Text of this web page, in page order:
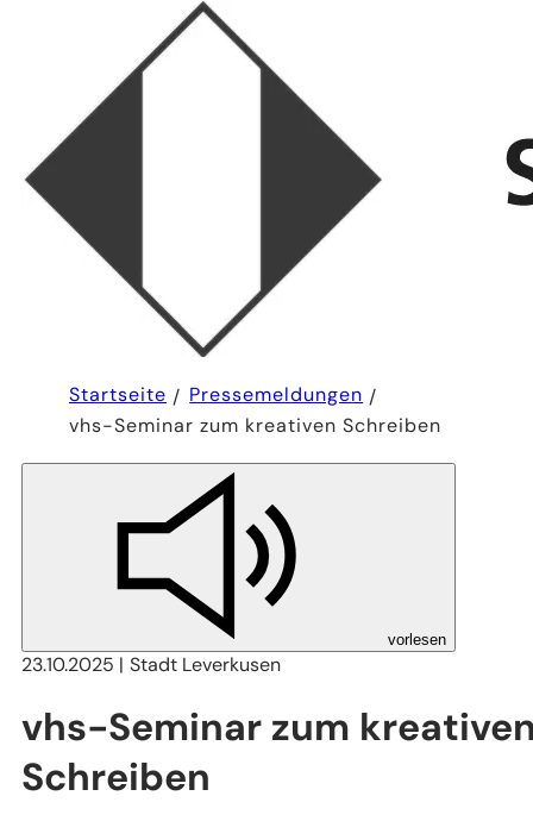
Startseite
Pressemeldungen
vhs-Seminar zum kreativen Schreiben
vorlesen
23.10.2025 Stadt Leverkusen
vhs-Seminar zum
Schreiben